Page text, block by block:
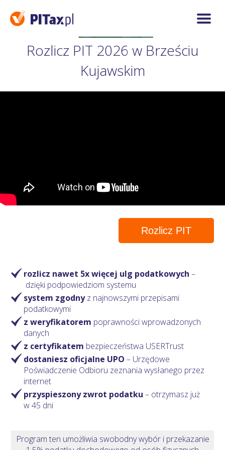
Rozlicz PIT 2026 w Brześciu
Kujawskim
Rozlicz PIT
rozlicz nawet 5x więcej ulg podatkowych–
dzięki podpowiedziom systemu
system zgodnyz najnowszymi przepisami
podatkowymi
z weryfikatorem poprawności wprowadzonych
danych
z certyfikatem bezpieczeństwa USERTrust
dostaniesz oficjalne UPO – Urzędowe
Poświadczenie Odbioru zeznania wysłanego przez
internet
przyspieszony zwrot podatku – otrzymasz już
w 45 dni
Program ten umożliwia swobodny wybór i przekazanie